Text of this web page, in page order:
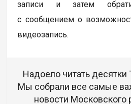
записи и затем
с сообщением о
видеозапись.
Надоело читать десятки
Мы собрали все самые
новости Московского